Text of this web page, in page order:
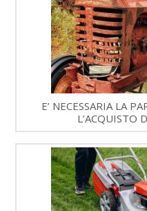
E’ NECESSARIA LA
L’ACQUISTO